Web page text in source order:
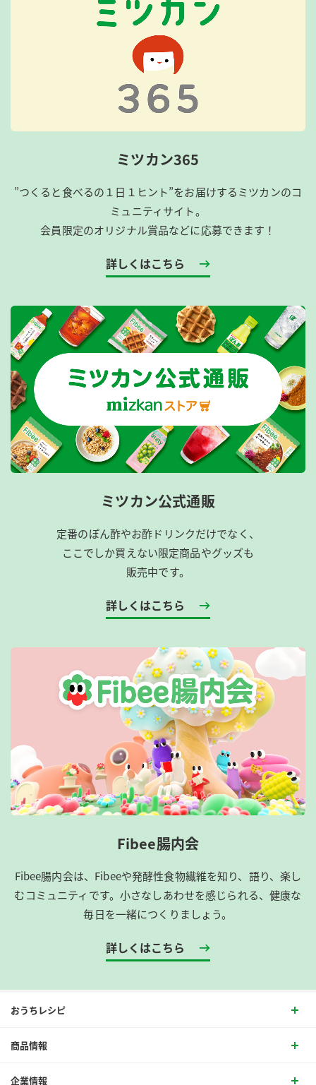
ミツカン365
”つくると食べるの１日１ヒント”をお届けするミツカンのコ
ミュニティサイト。
会員限定のオリジナル賞品などに応募できます！
詳しくはこちら
ミツカン公式通販
定番のぽん酢やお酢ドリンクだけでなく、
ここでしか買えない限定商品やグッズも
販売中です。
詳しくはこちら
Fibee腸内会
Fibee腸内会は、​Fibeeや発酵性食物繊維を知り、語り、楽し
むコミュニティです。​小さなしあわせを感じられる、健康な
毎日を一緒につくりましょう。
詳しくはこちら
おうちレシピ
商品情報
企業情報